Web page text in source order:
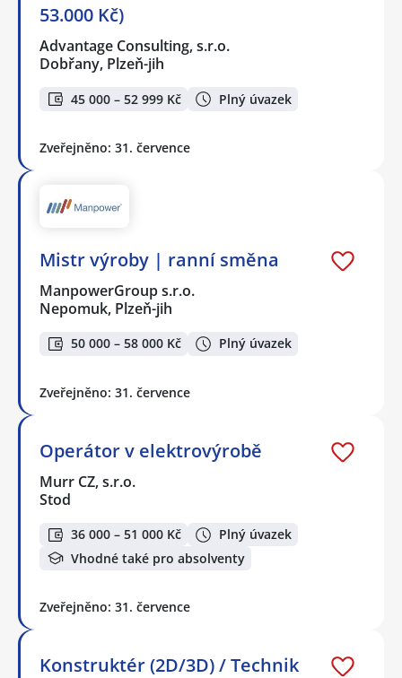
53.000 Kč)
Advantage Consulting, s.r.o.
Dobřany, Plzeň-jih
45 000 – 52 999 Kč Plný úvazek
Zveřejněno: 31. července
Mistr výroby | ranní směna
ManpowerGroup s.r.o.
Nepomuk, Plzeň-jih
50 000 – 58 000 Kč Plný úvazek
Zveřejněno: 31. července
Operátor v elektrovýrobě
Murr CZ, s.r.o.
Stod
36 000 – 51 000 Kč
Plný úvazek
Vhodné také pro absolventy
Zveřejněno: 31. července
Konstruktér (2D/3D) / Technik